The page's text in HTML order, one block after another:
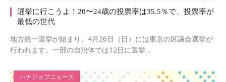
選挙に行こうよ！20〜24歳の投票率は35.5％で、投票率が
最低の世代
地方統一選挙が始まり、4月26日（日）には東京の区議会選挙が
行われます。一部の自治体では12日に選挙…
ハナジョブニュース